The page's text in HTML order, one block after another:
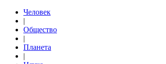
Человек
|
Общество
|
Планета
|